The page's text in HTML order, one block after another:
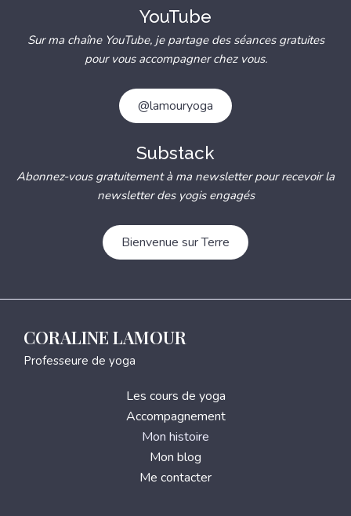
YouTube
Sur ma chaîne YouTube, je partage des séances gratuites
pour vous accompagner chez vous.
@lamouryoga
Substack
Abonnez-vous gratuitement à ma newsletter pour recevoir la
newsletter des yogis engagés
Bienvenue sur Terre
CORALINE LAMOUR
Professeure de yoga
Les cours de yoga
Accompagnement
Mon histoire
Mon blog
Me contacter